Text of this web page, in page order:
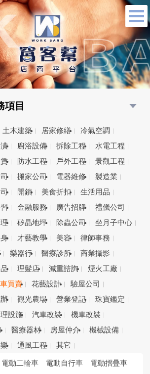
項目
土木建築 居家修繕
冷氣空調
廚浴設備 拆除工程
水電工程
防水工程 戶外工程
景觀工程
搬家公司 電器維修
製造業
開鎖 美食折扣
生活用品
金融服務 廣告招牌
禮儀公司
矽晶地坪 除蟲公司
坐月子中心
才藝教學 美容
律師事務
樂器行 醫療診所
商業攝影
理髮店 減重諮詢
煙火工廠
買賣 花藝設計
驗屋公司
觀光農場 營業登記
珠寶鑑定
設施 汽車改裝
機車改裝
醫療器材 房屋仲介
機械設備
通風工程 其它
電動二輪車 電動自行車
電動摺疊車